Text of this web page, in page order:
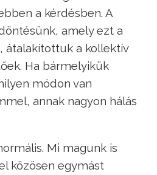
a kérdésben. A
amely ezt a
átalakítottuk a kollektív
Ha bármelyikük
módon van
annak nagyon hálás
Mi magunk is
közösen egymást